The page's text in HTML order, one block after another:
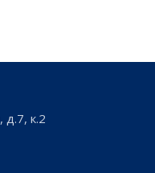
д.7, к.2